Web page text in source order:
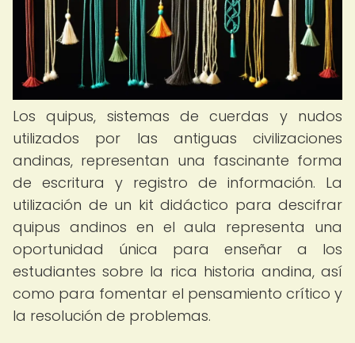
Los quipus, sistemas de cuerdas y nudos
utilizados por las antiguas civilizaciones
andinas, representan una fascinante forma
de escritura y registro de información. La
utilización de un kit didáctico para descifrar
quipus andinos en el aula representa una
oportunidad única para enseñar a los
estudiantes sobre la rica historia andina, así
como para fomentar el pensamiento crítico y
la resolución de problemas.